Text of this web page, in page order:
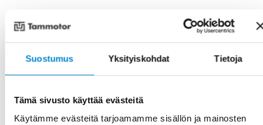
Suostumus Yksityiskohdat Tietoja
Tämä sivusto käyttää evästeitä
Käytämme evästeitä tarjoamamme sisällön ja mainosten
Mikä ero on
kierukkavaihteiden ja
muiden vaihdetyyppien
energiatehokkuudessa?